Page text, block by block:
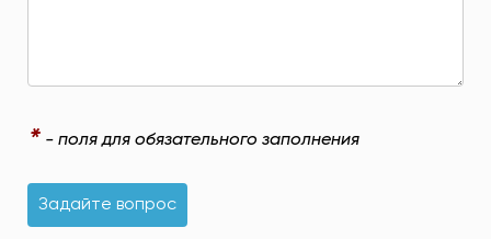
* - поля для обязательного заполнения
Задайте вопрос